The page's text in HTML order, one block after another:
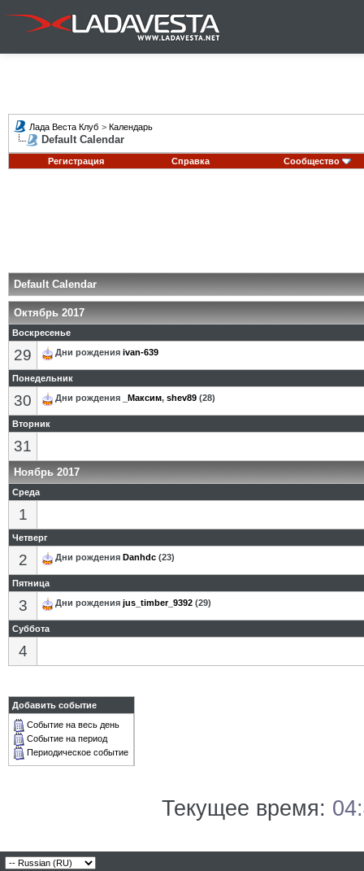
Лада Веста Клуб > Календарь
Default Calendar
Регистрация Справка Сообщество
Default Calendar
Октябрь 2017
Воскресенье
29 Дни рождения ivan-639
Понедельник
30 Дни рождения _Максим, shev89 (28)
Вторник
31
Ноябрь 2017
Среда
1
Четверг
2 Дни рождения Danhdc (23)
Пятница
3 Дни рождения jus_timber_9392 (29)
Суббота
4
Добавить событие
Событие на весь день
Событие на период
Периодическое событие
Текущее время: